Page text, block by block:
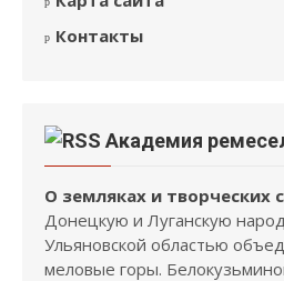
Контакты
Академия
О земляках и творческих
Донецкую и Луганскую
Ульяновской областью
меловые горы.